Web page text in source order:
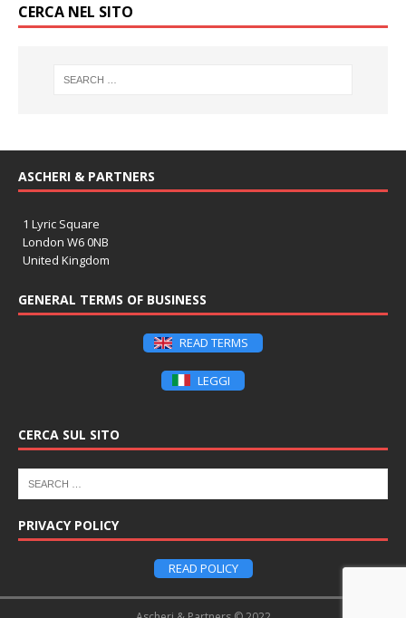
CERCA NEL SITO
ASCHERI & PARTNERS
1 Lyric Square
London W6 0NB
United Kingdom
GENERAL TERMS OF BUSINESS
READ TERMS
LEGGI
CERCA SUL SITO
PRIVACY POLICY
READ POLICY